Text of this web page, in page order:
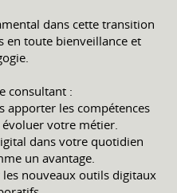
dans cette transition
en toute bienveillance et
consultant :
apporter les compétences
votre métier.
dans votre quotidien
un avantage.
nouveaux outils digitaux